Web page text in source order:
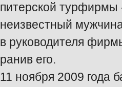
питерской турфирмы
неизвестный
в руководителя
ранив его.
11 ноября 2009 года